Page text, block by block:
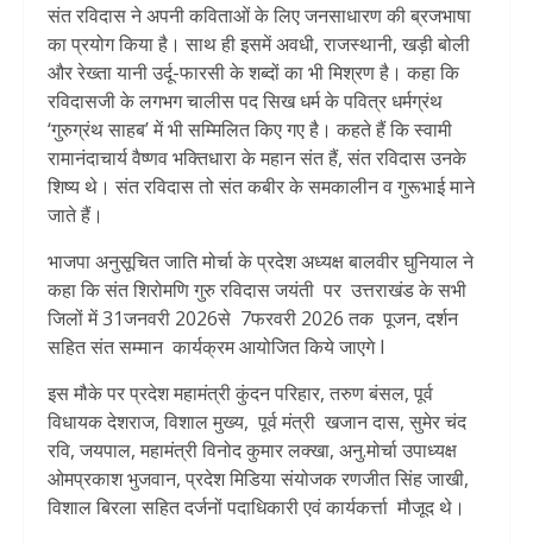
संत रविदास ने अपनी कविताओं के लिए जनसाधारण की ब्रजभाषा
का प्रयोग किया है। साथ ही इसमें अवधी, राजस्थानी, खड़ी बोली
और रेख्ता यानी उर्दू-फारसी के शब्दों का भी मिश्रण है। कहा कि
रविदासजी के लगभग चालीस पद सिख धर्म के पवित्र धर्मग्रंथ
‘गुरुग्रंथ साहब’ में भी सम्मिलित किए गए है। कहते हैं कि स्वामी
रामानंदाचार्य वैष्णव भक्तिधारा के महान संत हैं, संत रविदास उनके
शिष्य थे। संत रविदास तो संत कबीर के समकालीन व गुरूभाई माने
जाते हैं।
भाजपा अनुसूचित जाति मोर्चा के प्रदेश अध्यक्ष बालवीर घुनियाल ने
कहा कि संत शिरोमणि गुरु रविदास जयंती पर उत्तराखंड के सभी
जिलों में 31जनवरी 2026से 7फरवरी 2026 तक पूजन, दर्शन
सहित संत सम्मान कार्यक्रम आयोजित किये जाएगे l
इस मौके पर प्रदेश महामंत्री कुंदन परिहार, तरुण बंसल, पूर्व
विधायक देशराज, विशाल मुख्य, पूर्व मंत्री खजान दास, सुमेर चंद
रवि, जयपाल, महामंत्री विनोद कुमार लक्खा, अनु.मोर्चा उपाध्यक्ष
ओमप्रकाश भुजवान, प्रदेश मिडिया संयोजक रणजीत सिंह जाखी,
विशाल बिरला सहित दर्जनों पदाधिकारी एवं कार्यकर्त्ता मौजूद थे।